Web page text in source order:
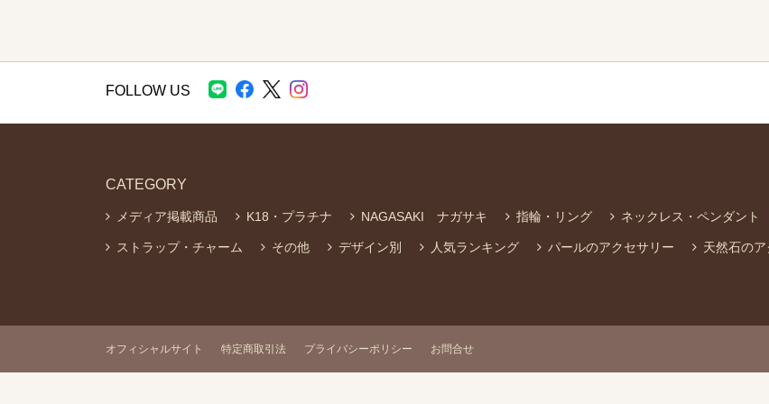
FOLLOW US
CATEGORY
メディア掲載商品 K18・プラチナ NAGASAKI ナガサキ 指輪・リング ネックレス・ペンダント
ストラップ・チャーム その他 デザイン別 人気ランキング パールのアクセサリー 天然石の
オフィシャルサイト 特定商取引法 プライバシーポリシー お問合せ